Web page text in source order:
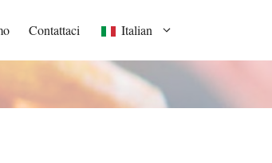
Contattaci Italian